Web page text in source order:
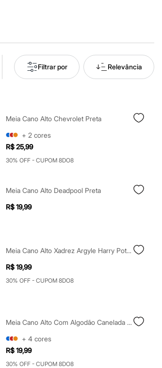
Filtrar por Relevância
Meia Cano Alto Chevrolet Preta
+ 2 cores
R$ 25,99
30% OFF - CUPOM 8DO8
Meia Cano Alto Deadpool Preta
R$ 19,99
Meia Cano Alto Xadrez Argyle Harry Potter Preta
R$ 19,99
30% OFF - CUPOM 8DO8
Meia Cano Alto Com Algodão Canelada Off White
+ 4 cores
R$ 19,99
30% OFF - CUPOM 8DO8